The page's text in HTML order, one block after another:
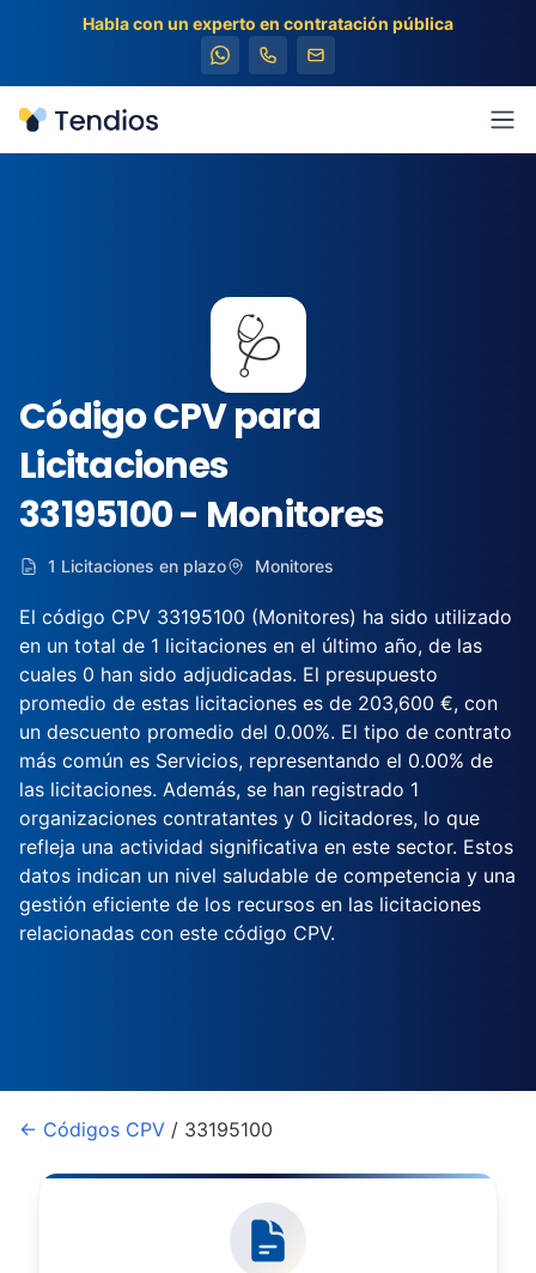
Habla con un experto en contratación pública
Tendios
🩺
Código CPV para
Licitaciones
33195100 - Monitores
1 Licitaciones en plazo Monitores
El código CPV 33195100 (Monitores) ha sido utilizado
en un total de 1 licitaciones en el último año, de las
cuales 0 han sido adjudicadas. El presupuesto
promedio de estas licitaciones es de 203,600 €, con
un descuento promedio del 0.00%. El tipo de contrato
más común es Servicios, representando el 0.00% de
las licitaciones. Además, se han registrado 1
organizaciones contratantes y 0 licitadores, lo que
refleja una actividad significativa en este sector. Estos
datos indican un nivel saludable de competencia y una
gestión eficiente de los recursos en las licitaciones
relacionadas con este código CPV.
← Códigos CPV / 33195100